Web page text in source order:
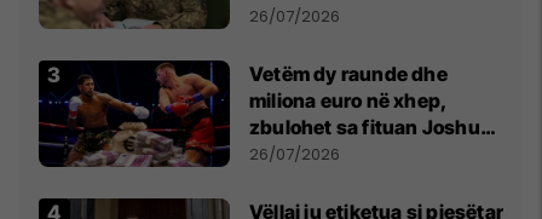
kontroll të madh
26/07/2026
Vetëm dy raunde dhe
miliona euro në xhep,
zbulohet sa fituan Joshua
e Prenga
26/07/2026
Vëllai iu etiketua si pjesëtar